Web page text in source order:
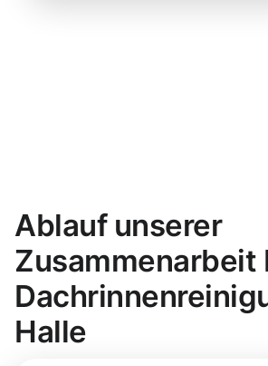
Ablauf unserer
Zusammenarbeit
Halle